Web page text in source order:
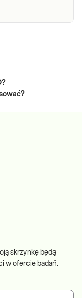
skrzynkę będą
w ofercie badań.